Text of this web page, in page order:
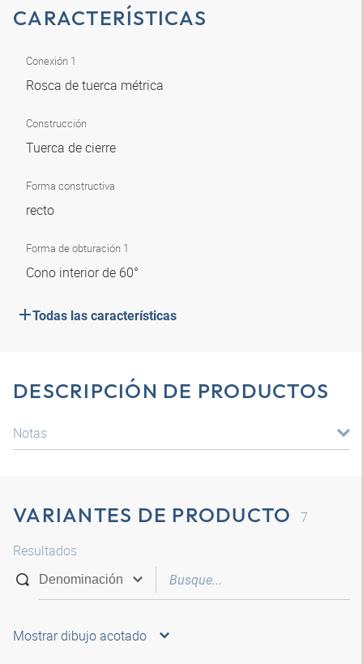
CARACTERÍSTICAS
Conexión 1
Rosca de tuerca métrica
Construcción
Tuerca de cierre
Forma constructiva
recto
Forma de obturación 1
Cono interior de 60°
Todas las características
DESCRIPCIÓN DE PRODUCTOS
Notas
VARIANTES DE PRODUCTO
7
Resultados
Mostrar dibujo acotado